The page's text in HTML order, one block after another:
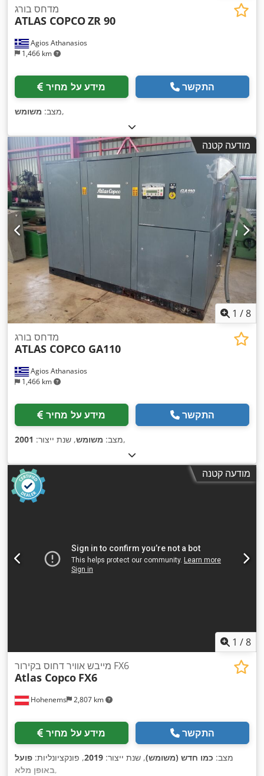
Agios Athanasios
1,466 km
מדחס בורג
ATLAS COPCOZR 90
מידע על מחיר התקשר
מצב: משומש ,
מודעה קטנה
1 /8
Agios Athanasios
1,466 km
מדחס בורג
ATLAS COPCO GA110
מידע על מחיר התקשר
מצב: משומש, שנת ייצור: 2001 ,
מודעה קטנה
1 /8
Hohenems 2,807 km
מייבש אוויר דחוס בקירור FX6
Atlas Copco FX6
מידע על מחיר התקשר
מצב: כמו חדש (משומש), שנת ייצור: 2019, פונקציונליות: פועל
באופן מלא,